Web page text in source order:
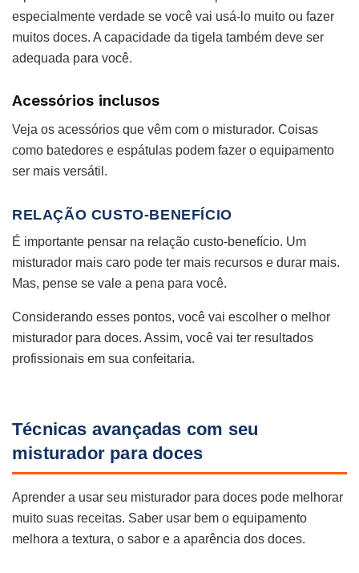
especialmente verdade se você vai usá-lo muito ou fazer
muitos doces. A capacidade da tigela também deve ser
adequada para você.
Acessórios inclusos
Veja os acessórios que vêm com o misturador. Coisas
como batedores e espátulas podem fazer o equipamento
ser mais versátil.
RELAÇÃO CUSTO-BENEFÍCIO
É importante pensar na relação custo-benefício. Um
misturador mais caro pode ter mais recursos e durar mais.
Mas, pense se vale a pena para você.
Considerando esses pontos, você vai escolher o melhor
misturador para doces. Assim, você vai ter resultados
profissionais em sua confeitaria.
Técnicas avançadas com seu
misturador para doces
Aprender a usar seu misturador para doces pode melhorar
muito suas receitas. Saber usar bem o equipamento
melhora a textura, o sabor e a aparência dos doces.